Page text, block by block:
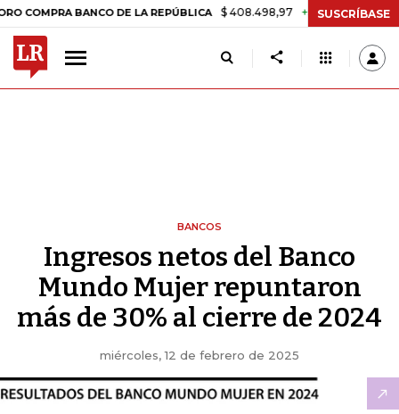
BANCO DE LA REPÚBLICA $ 408.498,97 +$ 8.753,81 +2,19%
SUSCRÍBASE
BANCOS
Ingresos netos del Banco
Mundo Mujer repuntaron
más de 30% al cierre de 2024
miércoles, 12 de febrero de 2025